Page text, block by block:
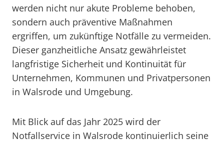
werden nicht nur akute Probleme behoben,
sondern auch präventive Maßnahmen
ergriffen, um zukünftige Notfälle zu vermeiden.
Dieser ganzheitliche Ansatz gewährleistet
langfristige Sicherheit und Kontinuität für
Unternehmen, Kommunen und Privatpersonen
in Walsrode und Umgebung.
Mit Blick auf das Jahr 2025 wird der
Notfallservice in Walsrode kontinuierlich seine